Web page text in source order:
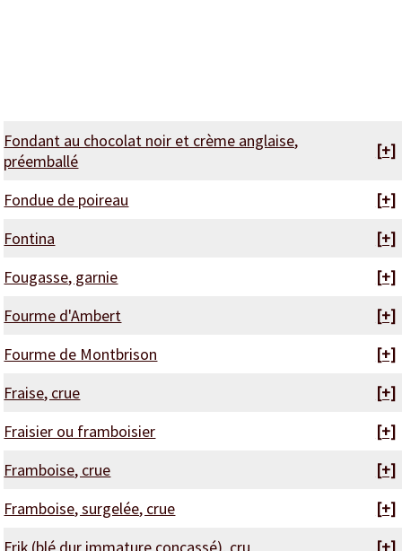
Fondant au chocolat noir et crème anglaise,
préemballé
[+]
Fondue de poireau
[+]
Fontina
[+]
Fougasse, garnie
[+]
Fourme d'Ambert
[+]
Fourme de Montbrison
[+]
Fraise, crue
[+]
Fraisier ou framboisier
[+]
Framboise, crue
[+]
Framboise, surgelée, crue
[+]